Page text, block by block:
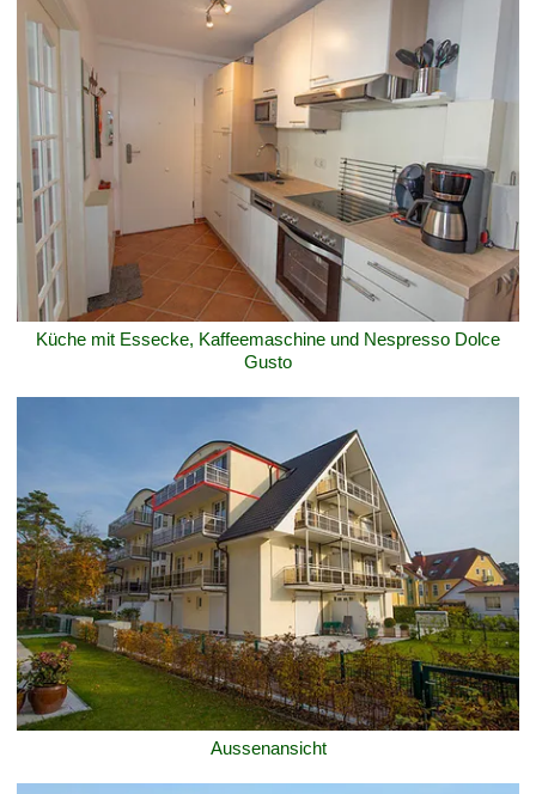
Küche mit Essecke, Kaffeemaschine und Nespresso Dolce
Gusto
Aussenansicht